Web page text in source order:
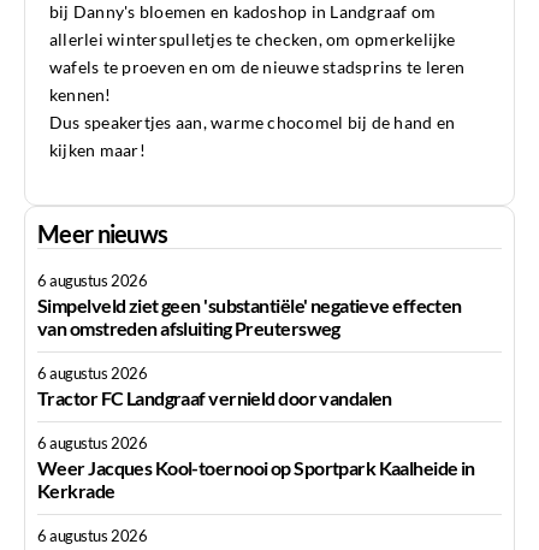
bij Danny's bloemen en kadoshop in Landgraaf om
allerlei winterspulletjes te checken, om opmerkelijke
wafels te proeven en om de nieuwe stadsprins te leren
kennen!
Dus speakertjes aan, warme chocomel bij de hand en
kijken maar!
Meer nieuws
6 augustus 2026
Simpelveld ziet geen 'substantiële' negatieve effecten
van omstreden afsluiting Preutersweg
6 augustus 2026
Tractor FC Landgraaf vernield door vandalen
6 augustus 2026
Weer Jacques Kool-toernooi op Sportpark Kaalheide in
Kerkrade
6 augustus 2026